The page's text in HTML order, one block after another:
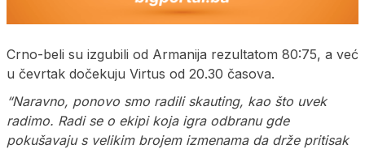
Crno-beli su izgubili od Armanija rezultatom 80:75, a već
u čevrtak dočekuju Virtus od 20.30 časova.
“Naravno, ponovo smo radili skauting, kao što uvek
radimo. Radi se o ekipi koja igra odbranu gde
pokušavaju s velikim brojem izmenama da drže pritisak